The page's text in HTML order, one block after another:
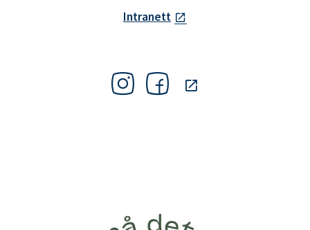
Intranett